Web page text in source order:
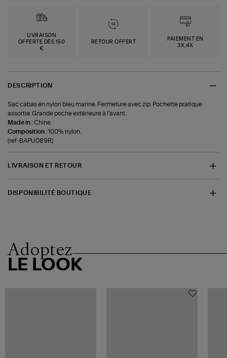
LIVRAISON
OFFERTE DÈS 150
€
RETOUR OFFERT
PAIEMENT EN
3X,4X
DESCRIPTION
Sac cabas en nylon bleu marine. Fermeture avec zip. Pochette pratique
assortie. Grande poche extérieure à l'avant.
Made in :Chine.
Composition :100% nylon.
(ref-BAPU089R)
LIVRAISON ET RETOUR
DISPONIBILITÉ BOUTIQUE
Adoptez
LE LOOK